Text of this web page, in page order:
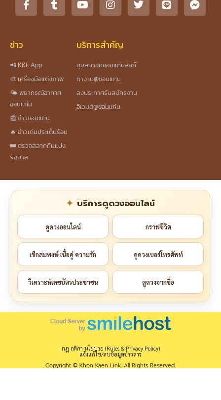
ข่าว
📲 KKL App
🎨 เครื่องมือแต่งภาพ
🌤️ พยากรณ์อากาศ
ขอนแก่น
📰 ข่าวขอนแก่น
🔥 ข่าวเด่นประเด็นร้อน
🎟️ ตรวจสลากกินแบ่ง
รัฐบาล
บริการสำคัญ
มุมสมาชิกขอนแก่นลิงก์
หางาน@ขอนแก่น
ลงประกาศรับสมัครงาน
อีเวนต์@ขอนแก่น
บริการดูดวงออนไลน์
ดูดวงออนไลน์ กราฟชีวิต
เช็กสมพงษ์ เนื้อคู่ ความรัก ดูดวงเบอร์โทรศัพท์
วิเคราะห์เลขบัตรประชาชน ดูดวงจากชื่อ
กฎ กติกา นโยบาย (Rules & Privacy Policy)
แจ้งแก้ไข/ลบข้อมูลข่าวสาร
Copyright © Khon Kaen Link. All Rights Reserved.